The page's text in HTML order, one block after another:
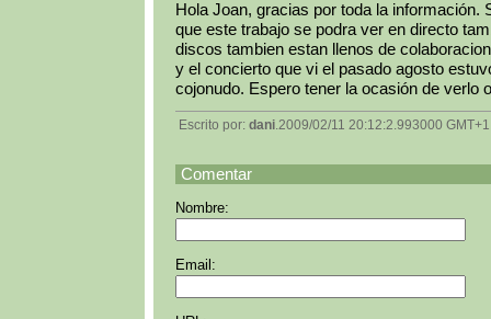
Hola Joan, gracias por toda la información.
que este trabajo se podra ver en directo
discos tambien estan llenos de
y el concierto que vi el pasado agosto
cojonudo. Espero tener la ocasión de verlo
Escrito por: dani .2009/02/11 20:12:2.993000 GMT+1
Comentar
Nombre:
Email: